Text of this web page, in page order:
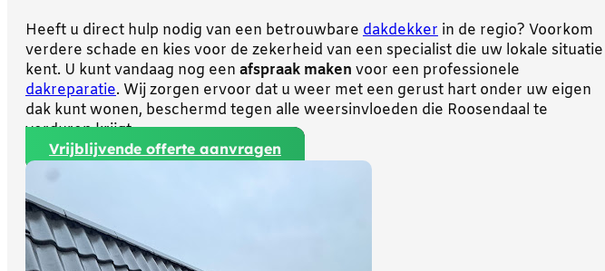
Heeft u direct hulp nodig van een betrouwbare dakdekker in de regio? Voorkom
verdere schade en kies voor de zekerheid van een specialist die uw lokale situatie
kent. U kunt vandaag nog een afspraak maken voor een professionele
dakreparatie. Wij zorgen ervoor dat u weer met een gerust hart onder uw eigen
dak kunt wonen, beschermd tegen alle weersinvloeden die Roosendaal te
verduren krijgt.
Vrijblijvende offerte aanvragen